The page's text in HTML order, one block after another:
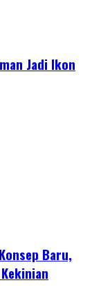
Jadi Ikon
Baru,